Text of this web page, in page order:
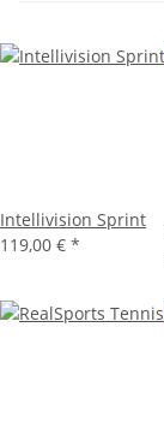
Intellivision Sprint
119,00 € *